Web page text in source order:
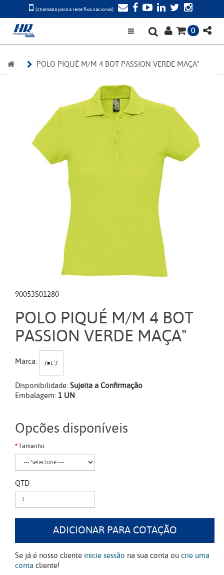
(chamada para a rede fixa nacional)
0
POLO PIQUÉ M/M 4 BOT PASSION VERDE MAÇA"
90053S01280
POLO PIQUÉ M/M 4 BOT
PASSION VERDE MAÇA"
Marca:
Disponibilidade:Sujeita a Confirmação
Embalagem:1 UN
Opcões disponíveis
Tamanho
QTD
ADICIONAR PARA COTAÇÃO
Se já é nosso cliente inicie sessão na sua conta oucrie uma
conta cliente!